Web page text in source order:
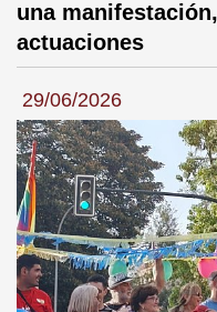
una
actuaciones
29/06/2026